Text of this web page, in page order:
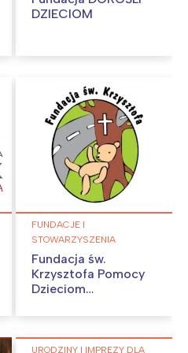
DZIECIOM
FUNDACJE I
STOWARZYSZENIA
Fundacja św.
Krzysztofa Pomocy
Dzieciom
URODZINY I IMPREZY DLA
wydarzenia z
Śląsk
Kraków
Południe